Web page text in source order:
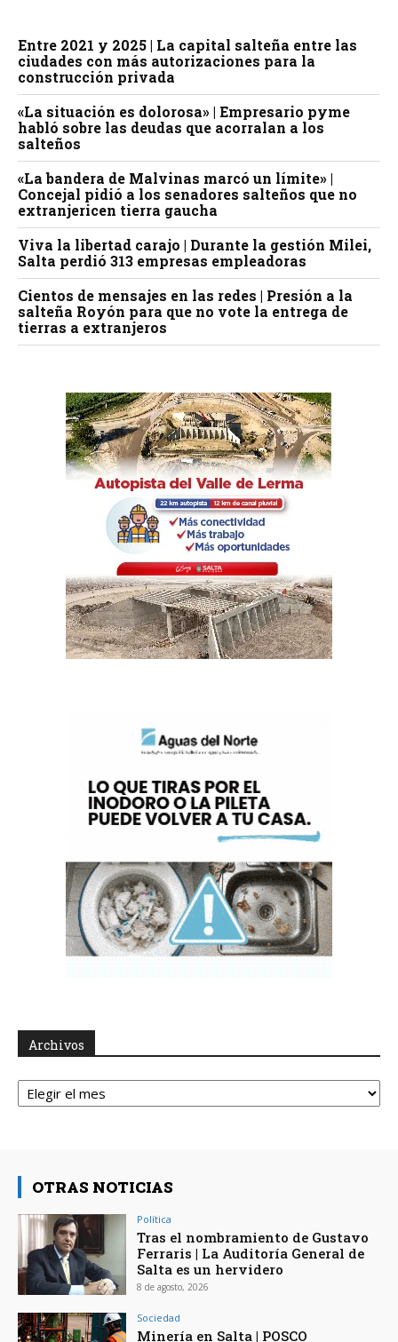
Entre 2021 y 2025 | La capital salteña entre las
ciudades con más autorizaciones para la
construcción privada
«La situación es dolorosa» | Empresario pyme
habló sobre las deudas que acorralan a los
salteños
«La bandera de Malvinas marcó un límite» |
Concejal pidió a los senadores salteños que no
extranjericen tierra gaucha
Viva la libertad carajo | Durante la gestión Milei,
Salta perdió 313 empresas empleadoras
Cientos de mensajes en las redes | Presión a la
salteña Royón para que no vote la entrega de
tierras a extranjeros
Archivos
Archivos
OTRAS NOTICIAS
Política
Tras el nombramiento de Gustavo
Ferraris | La Auditoría General de
Salta es un hervidero
8 de agosto, 2026
Sociedad
Minería en Salta | POSCO